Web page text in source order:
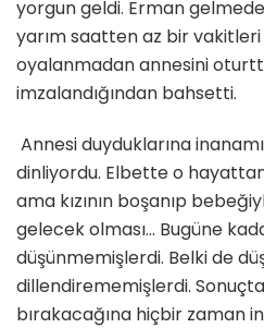
yorgun geldi. Erman
yarım saatten az bir vakitleri
oyalanmadan annesini
imzalandığından bahsetti.
Annesi duyduklarına
dinliyordu. Elbette o
ama kızının boşanıp
gelecek olması… Bugüne
düşünmemişlerdi. Belki de
dillendirememişlerdi.
bırakacağına hiçbir zaman